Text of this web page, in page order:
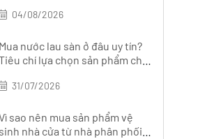
04/08/2026
Mua nước lau sàn ở đâu uy tín?
chí lựa chọn sản phẩm chất
31/07/2026
sao nên mua sản phẩm vệ
sinh nhà cửa từ nhà phân phối